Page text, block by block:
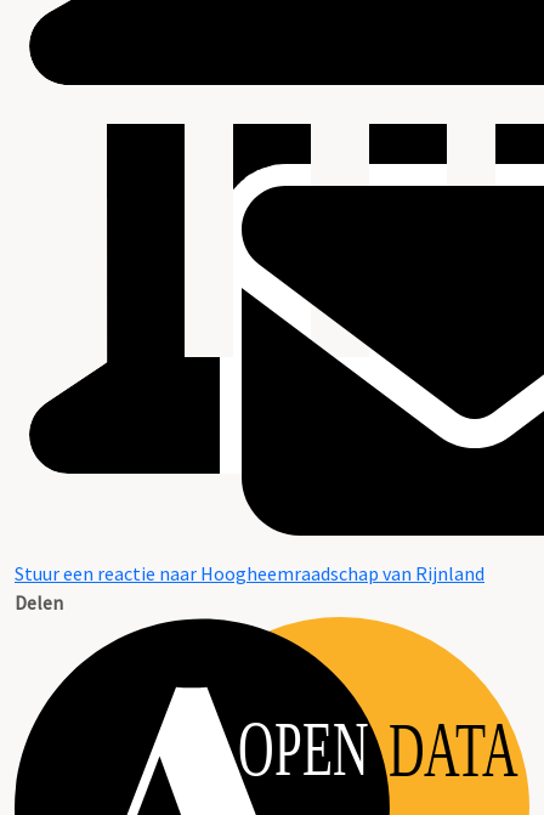
Stuur een reactie naar Hoogheemraadschap van Rijnland
Delen
OPEN DATA